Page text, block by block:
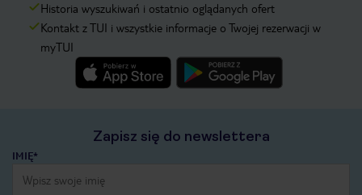
Historia wyszukiwań i ostatnio oglądanych ofert
Kontakt z TUI i wszystkie informacje o Twojej rezerwacji w
myTUI
Zapisz się do newslettera
IMIĘ*